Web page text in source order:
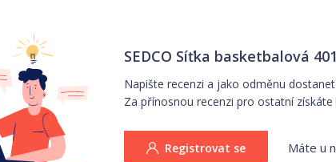
SEDCO Síťka basketbalová
Napište recenzi a jako odměnu
Za přínosnou recenzi pro ostatní získáte
Registrovat se Máte u